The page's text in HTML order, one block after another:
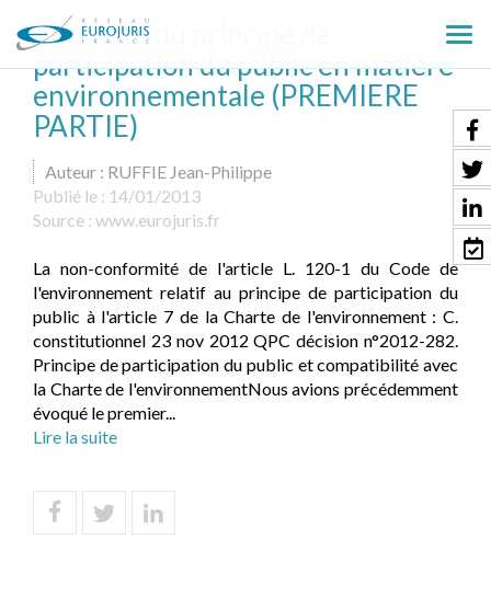
le
Actualité du principe de
participation du public en matière
environnementale (PREMIERE
PARTIE)
Auteur : RUFFIE Jean-Philippe
Publié le : 14/01/2013
Source : www.eurojuris.fr
La non-conformité de l'article L. 120-1 du Code de
l'environnement relatif au principe de participation du
public à l'article 7 de la Charte de l'environnement : C.
constitutionnel 23 nov 2012 QPC décision n°2012-282.
Principe de participation du public et compatibilité avec
la Charte de l'environnementNous avions précédemment
évoqué le premier...
Lire la suite